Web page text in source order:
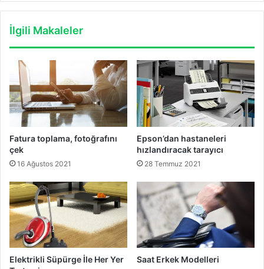
İlgili Makaleler
Fatura toplama, fotoğrafını
çek
16 Ağustos 2021
Epson’dan hastaneleri
hızlandıracak tarayıcı
28 Temmuz 2021
Elektrikli Süpürge İle Her Yer
Saat Erkek Modelleri